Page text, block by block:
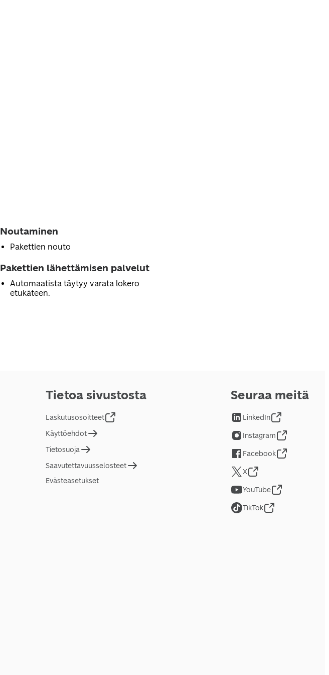
Noutaminen
Pakettien nouto
Pakettien lähettämisen palvelut
Automaatista täytyy varata lokero
etukäteen.
Tietoa sivustosta
Laskutusosoitteet
Käyttöehdot
Tietosuoja
Saavutettavuusselosteet
Evästeasetukset
Seuraa meitä
LinkedIn
Instagram
Facebook
X
YouTube
TikTok